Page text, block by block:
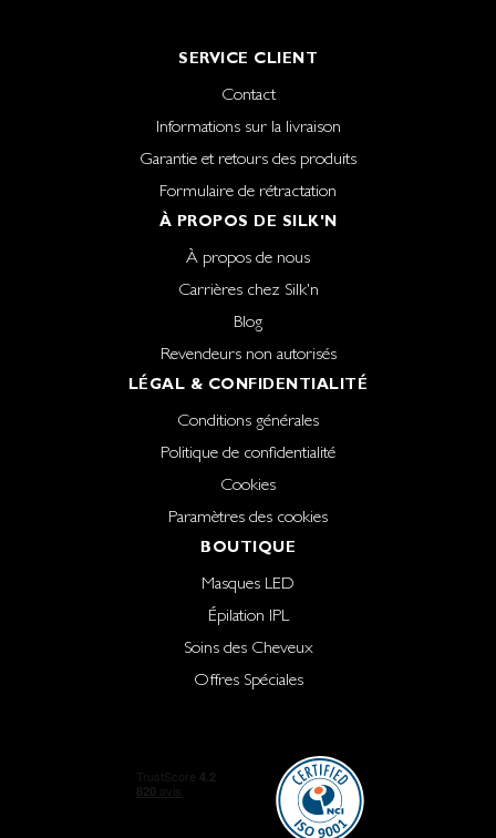
SERVICE CLIENT
Contact
Informations sur la livraison
Garantie et retours des produits
Formulaire de rétractation
À PROPOS DE SILK'N
À propos de nous
Carrières chez Silk'n
Blog
Revendeurs non autorisés
LÉGAL & CONFIDENTIALITÉ
Conditions générales
Politique de confidentialité
Cookies
Paramètres des cookies
BOUTIQUE
Masques LED
Épilation IPL
Soins des Cheveux
Offres Spéciales